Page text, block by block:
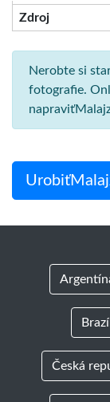
Zdroj
Nerobte si
fotografie.
Česká